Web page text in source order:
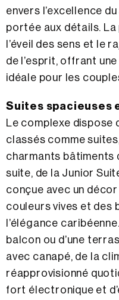
envers l’excellence
portée aux détails.
l’éveil des sens et le
de l’esprit, offrant
idéale pour les
Suites spacieuses
Le complexe dispose
classés comme
charmants bâtiments
suite, de la Junior
conçue avec un
couleurs vives et des
l’élégance
balcon ou d’une
avec canapé, de la
réapprovisionné
fort électronique et